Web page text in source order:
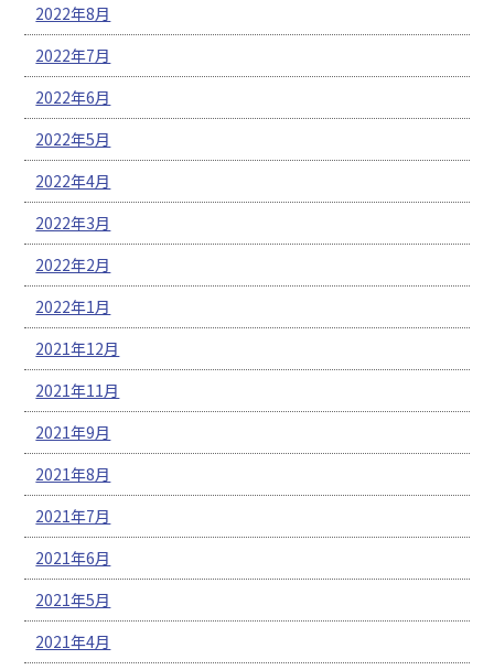
2022年8月
2022年7月
2022年6月
2022年5月
2022年4月
2022年3月
2022年2月
2022年1月
2021年12月
2021年11月
2021年9月
2021年8月
2021年7月
2021年6月
2021年5月
2021年4月